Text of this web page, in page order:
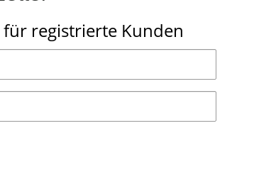
registrierte Kunden